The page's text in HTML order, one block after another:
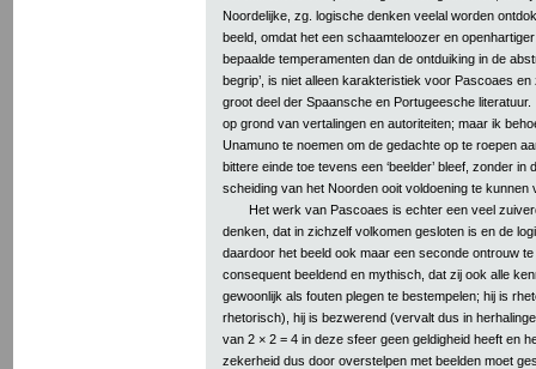
Noordelijke, zg. logische denken veelal worden
beeld, omdat het een schaamteloozer en
bepaalde temperamenten dan de ontduiking in de
begrip’, is niet alleen karakteristiek voor Pascoaes
groot deel der Spaansche en Portugeesche
op grond van vertalingen en autoriteiten; maar ik
Unamuno te noemen om de gedachte op te roepen
bittere einde toe tevens een ‘beelder’ bleef, zonder in
scheiding van het Noorden ooit voldoening te kunnen
Het werk van Pascoaes is echter een veel
denken, dat in zichzelf volkomen gesloten is en de
daardoor het beeld ook maar een seconde ontrouw
consequent beeldend en mythisch, dat zij ook alle
gewoonlijk als fouten plegen te bestempelen; hij is
rhetorisch), hij is bezwerend (vervalt dus in
van 2 × 2 = 4 in deze sfeer geen geldigheid heeft en
zekerheid dus door overstelpen met beelden moet